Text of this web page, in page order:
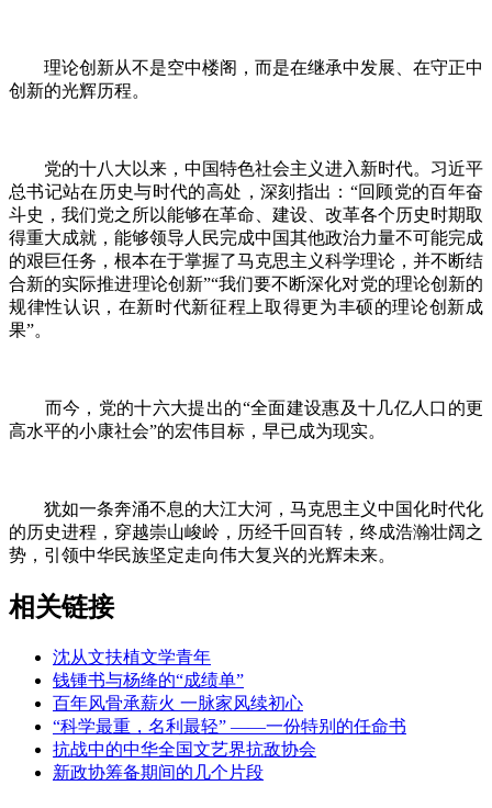
理论创新从不是空中楼阁，而是在继承中发展、在守正中
创新的光辉历程。
党的十八大以来，中国特色社会主义进入新时代。习近平
总书记站在历史与时代的高处，深刻指出：“回顾党的百年奋
斗史，我们党之所以能够在革命、建设、改革各个历史时期取
得重大成就，能够领导人民完成中国其他政治力量不可能完成
的艰巨任务，根本在于掌握了马克思主义科学理论，并不断结
合新的实际推进理论创新”“我们要不断深化对党的理论创新的
规律性认识，在新时代新征程上取得更为丰硕的理论创新成
果”。
而今，党的十六大提出的“全面建设惠及十几亿人口的更
高水平的小康社会”的宏伟目标，早已成为现实。
犹如一条奔涌不息的大江大河，马克思主义中国化时代化
的历史进程，穿越崇山峻岭，历经千回百转，终成浩瀚壮阔之
势，引领中华民族坚定走向伟大复兴的光辉未来。
相关链接
沈从文扶植文学青年
钱锺书与杨绛的“成绩单”
百年风骨承薪火 一脉家风续初心
“科学最重，名利最轻” ——一份特别的任命书
抗战中的中华全国文艺界抗敌协会
新政协筹备期间的几个片段